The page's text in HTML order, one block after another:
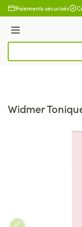
Aller au contenu
Paiements sécurisés
Menu
Widmer